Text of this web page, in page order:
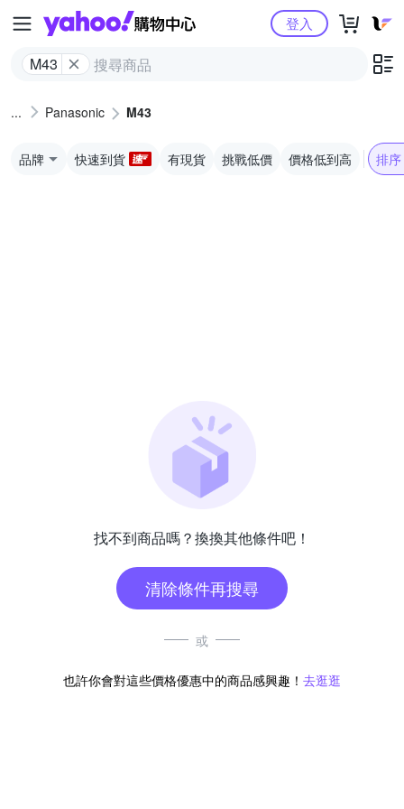
Yahoo購物中心
M43
登入
Panasonic M43
品牌 快速到貨 有現貨 挑戰低價 價格低到高 排序
找不到商品嗎？換換其他條件吧！
清除條件再搜尋
或
也許你會對這些價格優惠中的商品感興趣！ 去逛逛